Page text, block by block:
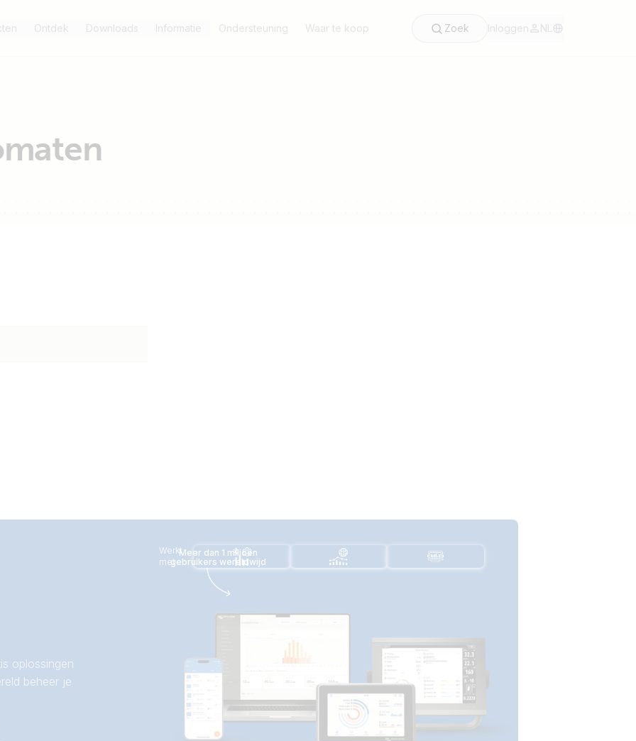
Ontdek Downloads Informatie Ondersteuning Waar te koop Zoek Inloggen NL
oplossingen
beheer je
Meer dan 1 miljoen
gebruikers wereldwijd
Werkt
met